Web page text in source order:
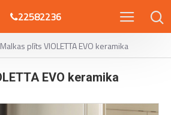
22582236
Malkas plīts VIOLETTA EVO keramika
EVO keramika